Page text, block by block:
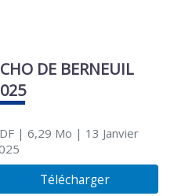
DE BERNEUIL
| 6,29 Mo | 13 Janvier
Télécharger